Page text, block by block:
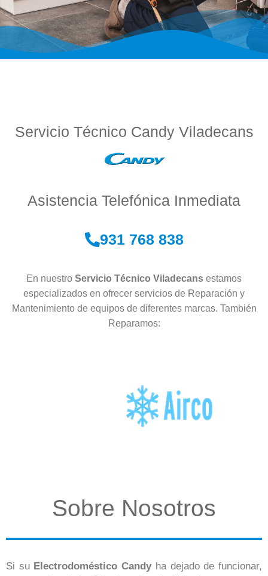
Servicio Técnico Candy Viladecans
Asistencia Telefónica Inmediata
931 768 838
En nuestro Servicio Técnico Viladecans estamos
especializados en ofrecer servicios de Reparación y
Mantenimiento de equipos de diferentes marcas. También
Reparamos:
Sobre Nosotros
Si su Electrodoméstico Candy ha dejado de funcionar,